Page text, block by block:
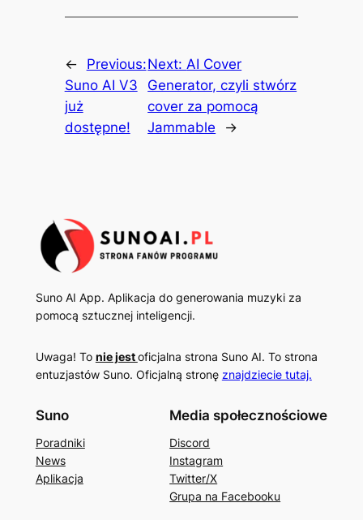
←
Previous:
Suno AI V3
już
dostępne!
Next:AI Cover
Generator, czyli stwórz
cover za pomocą
Jammable
→
Suno AI App. Aplikacja do generowania muzyki za
pomocą sztucznej inteligencji.
Uwaga! To nie jestoficjalna strona Suno AI. To strona
entuzjastów Suno. Oficjalną stronę znajdziecie tutaj.
Suno
Poradniki
News
Aplikacja
Media społecznościowe
Discord
Instagram
Twitter/X
Grupa na Facebooku